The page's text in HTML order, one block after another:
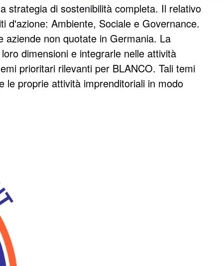
strategia di sostenibilità completa. Il relativo
d'azione: Ambiente, Sociale e Governance.
aziende non quotate in Germania. La
dimensioni e integrarle nelle attività
prioritari rilevanti per BLANCO. Tali temi
le proprie attività imprenditoriali in modo